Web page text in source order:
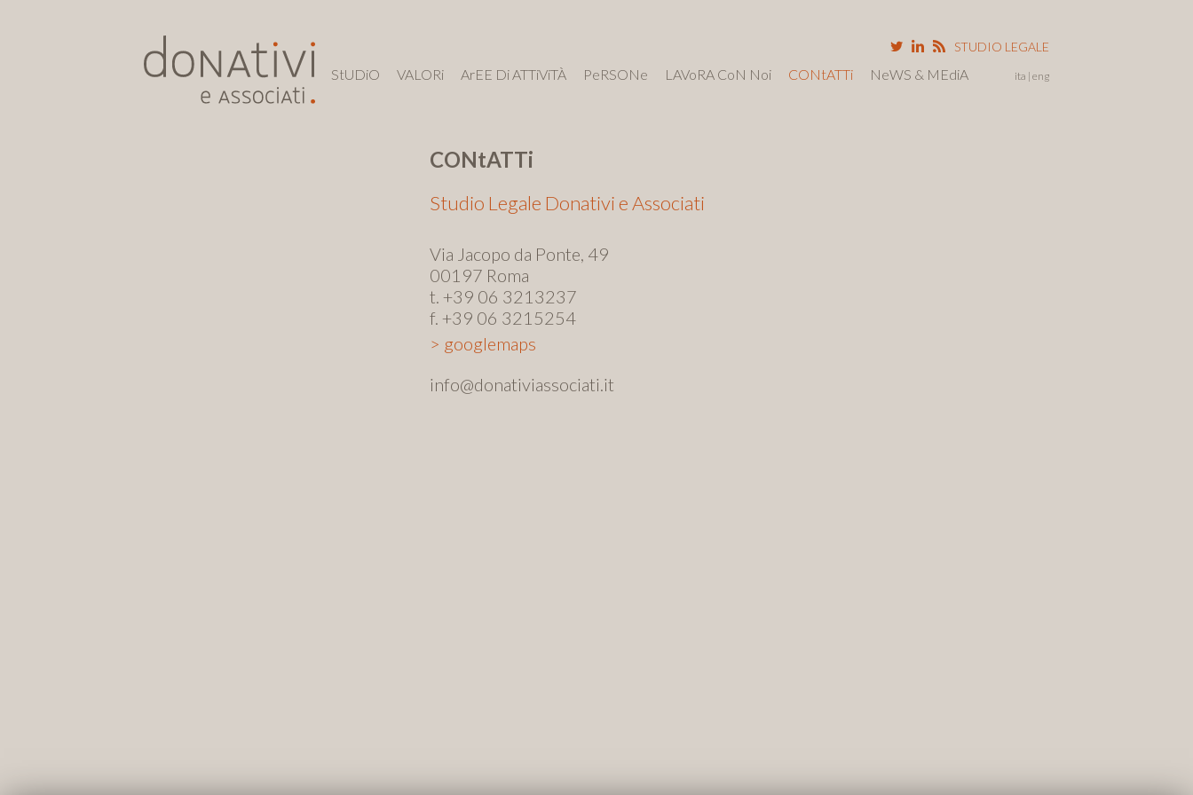
STUDIO LEGALE
StUDiO VALORi ArEE Di ATTiViTÀ PeRSONe LAVoRA CoN Noi CONtATTi NeWS & MEdiA ita eng
CONtATTi
Studio Legale Donativi e Associati
Via Jacopo da Ponte, 49
00197 Roma
t. +39 06 3213237
f. +39 06 3215254
> googlemaps
info@donativiassociati.it